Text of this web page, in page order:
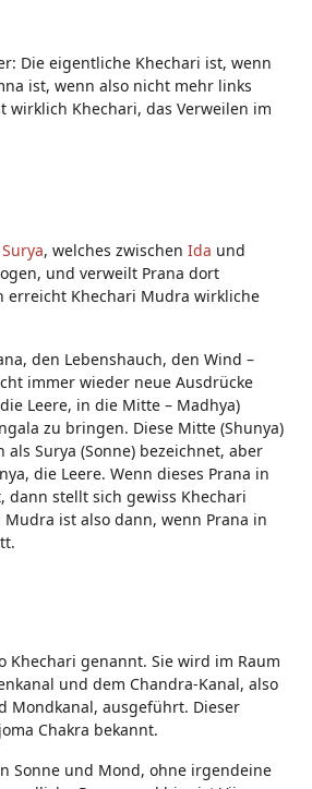
Die eigentliche Khechari ist, wenn
ist, wenn also nicht mehr links
wirklich Khechari, das Verweilen im
Surya, welches zwischen Ida und
und verweilt Prana dort
erreicht Khechari Mudra wirkliche
den Lebenshauch, den Wind –
immer wieder neue Ausdrücke
Leere, in die Mitte – Madhya)
zu bringen. Diese Mitte (Shunya)
Surya (Sonne) bezeichnet, aber
die Leere. Wenn dieses Prana in
dann stellt sich gewiss Khechari
ist also dann, wenn Prana in
Khechari genannt. Sie wird im Raum
und dem Chandra-Kanal, also
Mondkanal, ausgeführt. Dieser
Chakra bekannt.
Sonne und Mond, ohne irgendeine